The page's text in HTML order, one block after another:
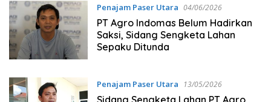
Penajam Paser Utara 04/06/2026
PT Agro Indomas Belum Hadirkan
Saksi, Sidang Sengketa Lahan
Sepaku Ditunda
Penajam Paser Utara 13/05/2026